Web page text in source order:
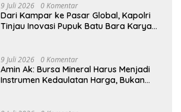
9 Juli 2026 0 Komentar
Dari Kampar ke Pasar Global, Kapolri
Tinjau Inovasi Pupuk Batu Bara Karya
9 Juli 2026 0 Komentar
Amin Ak: Bursa Mineral Harus Menjadi
Instrumen Kedaulatan Harga, Bukan